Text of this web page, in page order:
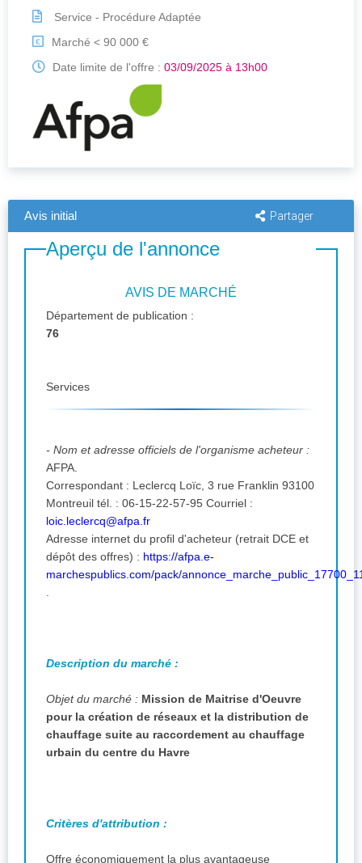
Service - Procédure Adaptée
€
Marché < 90 000 €
Date limite de l'offre : 03/09/2025 à 13h00
Avis initial Partager
Aperçu de l'annonce
AVIS DE MARCHÉ
Département de publication :
76
Services
- Nom et adresse officiels de l'organisme acheteur :
AFPA.
Correspondant : Leclercq Loïc, 3 rue Franklin 93100
Montreuil tél. : 06-15-22-57-95 Courriel :
loic.leclercq@afpa.fr
Adresse internet du profil d'acheteur (retrait DCE et
dépôt des offres) : https://afpa.e-
marchespublics.com/pack/
Description du marché :
Objet du marché : Mission de Maitrise d'Oeuvre
pour la création de réseaux et la distribution de
chauffage suite au raccordement au chauffage
urbain du centre du Havre
Critères d'attribution :
Offre économiquement la plus avantageuse